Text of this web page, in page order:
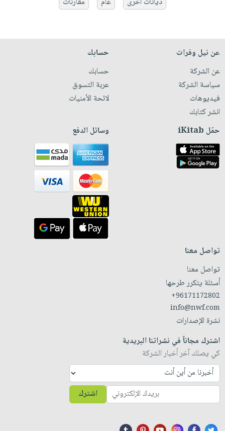
عن نيل وفرات
عن الشركة
سياسة الشركة
فيديوهات
انشر كتابك
حسابك
حسابك
عربة التسوق
لائحة الأمنيات
حمّل iKitab وسائل الدفع
تواصل معنا
تواصل معنا
أسئلة يتكرر طرحها
+96171172802
info@nwf.com
نشرة الإصدارات
اشترك مجاناً في نشراتنا البريدية
كي يصلك آخر أخبار الشركة
اشترك